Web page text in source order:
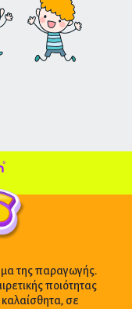
της παραγωγής.
ποιότητας
σε